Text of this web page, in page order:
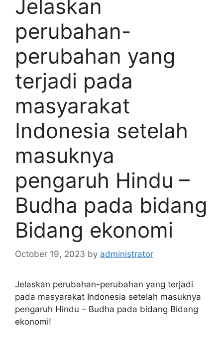
Jelaskan
perubahan-
perubahan yang
terjadi pada
masyarakat
Indonesia setelah
masuknya
pengaruh Hindu –
Budha pada bidang
Bidang ekonomi
October 19, 2023 by administrator
Jelaskan perubahan-perubahan yang terjadi
pada masyarakat Indonesia setelah masuknya
pengaruh Hindu – Budha pada bidang Bidang
ekonomi!